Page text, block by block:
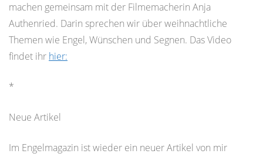
machen gemeinsam mit der Filmemacherin Anja
Authenried. Darin sprechen wir über weihnachtliche
Themen wie Engel, Wünschen und Segnen. Das Video
findet ihr hier:
*
Neue Artikel
Im Engelmagazin ist wieder ein neuer Artikel von mir